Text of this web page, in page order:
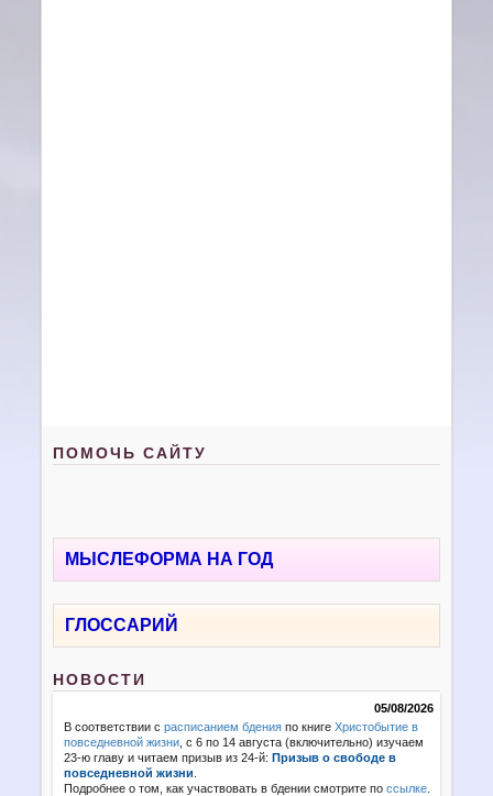
ПОМОЧЬ САЙТУ
МЫСЛЕФОРМА НА ГОД
ГЛОССАРИЙ
НОВОСТИ
05/08/2026
В соответствии срасписанием бдения по книгеХристобытие в
повседневной жизни , с 6 по 14 августа (включительно) изучаем
23-ю главу и читаем призыв из 24-й:Призыв о свободе в
повседневной жизни
Подробнее о том, как участвовать в бдении смотрите поссылке